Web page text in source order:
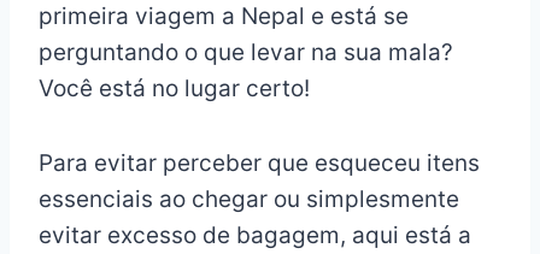
primeira viagem a Nepal e está se
perguntando o que levar na sua mala?
Você está no lugar certo!
Para evitar perceber que esqueceu itens
essenciais ao chegar ou simplesmente
evitar excesso de bagagem, aqui está a